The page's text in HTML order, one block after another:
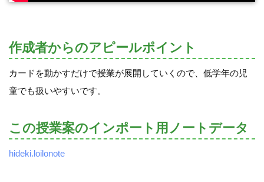
作成者からのアピールポイント
カードを動かすだけで授業が展開していくので、低学年の児
童でも扱いやすいです。
この授業案のインポート用ノートデータ
hideki.loilonote